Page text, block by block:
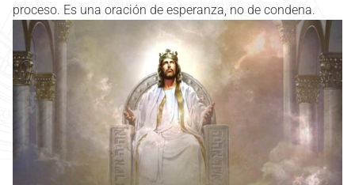
proceso. Es una oración de esperanza, no de condena.